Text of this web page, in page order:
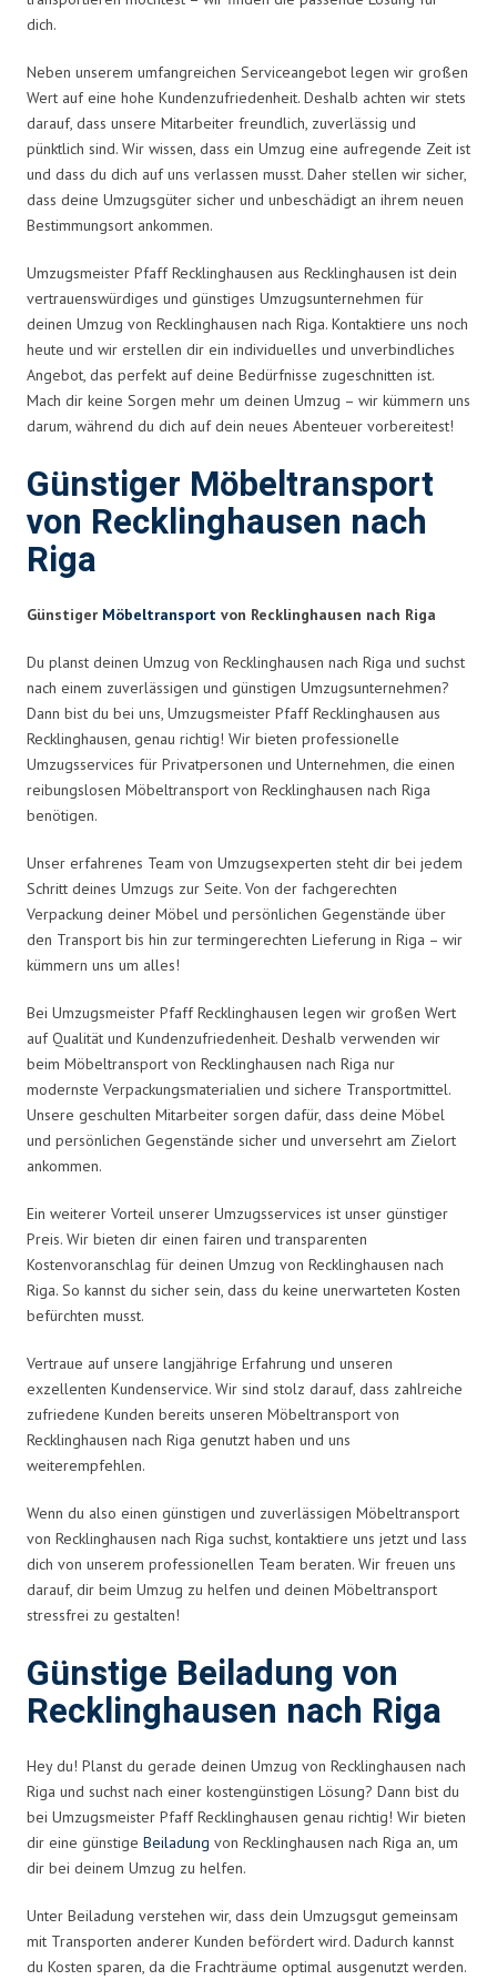
dich.
Neben unserem umfangreichen Serviceangebot legen wir großen
Wert auf eine hohe Kundenzufriedenheit. Deshalb achten wir stets
darauf, dass unsere Mitarbeiter freundlich, zuverlässig und
pünktlich sind. Wir wissen, dass ein Umzug eine aufregende Zeit ist
und dass du dich auf uns verlassen musst. Daher stellen wir sicher,
dass deine Umzugsgüter sicher und unbeschädigt an ihrem neuen
Bestimmungsort ankommen.
Umzugsmeister Pfaff Recklinghausen aus Recklinghausen ist dein
vertrauenswürdiges und günstiges Umzugsunternehmen für
deinen Umzug von Recklinghausen nach Riga. Kontaktiere uns noch
heute und wir erstellen dir ein individuelles und unverbindliches
Angebot, das perfekt auf deine Bedürfnisse zugeschnitten ist.
Mach dir keine Sorgen mehr um deinen Umzug – wir kümmern uns
darum, während du dich auf dein neues Abenteuer vorbereitest!
Günstiger Möbeltransport
von Recklinghausen nach
Riga
Günstiger Möbeltransport von Recklinghausen nach Riga
Du planst deinen Umzug von Recklinghausen nach Riga und suchst
nach einem zuverlässigen und günstigen Umzugsunternehmen?
Dann bist du bei uns, Umzugsmeister Pfaff Recklinghausen aus
Recklinghausen, genau richtig! Wir bieten professionelle
Umzugsservices für Privatpersonen und Unternehmen, die einen
reibungslosen Möbeltransport von Recklinghausen nach Riga
benötigen.
Unser erfahrenes Team von Umzugsexperten steht dir bei jedem
Schritt deines Umzugs zur Seite. Von der fachgerechten
Verpackung deiner Möbel und persönlichen Gegenstände über
den Transport bis hin zur termingerechten Lieferung in Riga – wir
kümmern uns um alles!
Bei Umzugsmeister Pfaff Recklinghausen legen wir großen Wert
auf Qualität und Kundenzufriedenheit. Deshalb verwenden wir
beim Möbeltransport von Recklinghausen nach Riga nur
modernste Verpackungsmaterialien und sichere Transportmittel.
Unsere geschulten Mitarbeiter sorgen dafür, dass deine Möbel
und persönlichen Gegenstände sicher und unversehrt am Zielort
ankommen.
Ein weiterer Vorteil unserer Umzugsservices ist unser günstiger
Preis. Wir bieten dir einen fairen und transparenten
Kostenvoranschlag für deinen Umzug von Recklinghausen nach
Riga. So kannst du sicher sein, dass du keine unerwarteten Kosten
befürchten musst.
Vertraue auf unsere langjährige Erfahrung und unseren
exzellenten Kundenservice. Wir sind stolz darauf, dass zahlreiche
zufriedene Kunden bereits unseren Möbeltransport von
Recklinghausen nach Riga genutzt haben und uns
weiterempfehlen.
Wenn du also einen günstigen und zuverlässigen Möbeltransport
von Recklinghausen nach Riga suchst, kontaktiere uns jetzt und lass
dich von unserem professionellen Team beraten. Wir freuen uns
darauf, dir beim Umzug zu helfen und deinen Möbeltransport
stressfrei zu gestalten!
Günstige Beiladung von
Recklinghausen nach Riga
Hey du! Planst du gerade deinen Umzug von Recklinghausen nach
Riga und suchst nach einer kostengünstigen Lösung? Dann bist du
bei Umzugsmeister Pfaff Recklinghausen genau richtig! Wir bieten
dir eine günstige Beiladung von Recklinghausen nach Riga an, um
dir bei deinem Umzug zu helfen.
Unter Beiladung verstehen wir, dass dein Umzugsgut gemeinsam
mit Transporten anderer Kunden befördert wird. Dadurch kannst
du Kosten sparen, da die Frachträume optimal ausgenutzt werden.